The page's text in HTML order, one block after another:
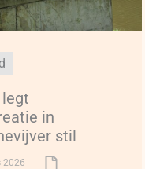
in
stil
2026